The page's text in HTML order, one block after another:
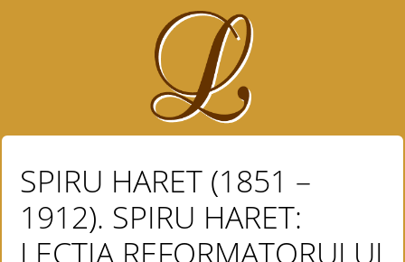
SPIRU HARET (1851 –
1912). SPIRU HARET:
LECŢIA REFORMATORULUI